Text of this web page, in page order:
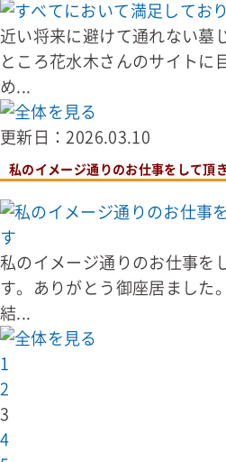
近い将来に避けて通れない墓
ところ花水木さんのサイトに
め...
更新日：2026.03.10
私のイメージ通りのお仕事をして頂
私のイメージ通りのお仕事を
す。ありがとう御座居ました
結...
1
2
3
4